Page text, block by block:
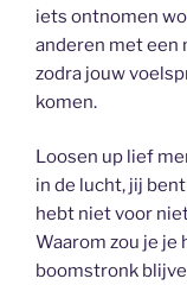
iets ontnomen
anderen met een
zodra jouw
komen.
Loosen up lief
in de lucht, jij
hebt niet voor
Waarom zou je
boomstronk